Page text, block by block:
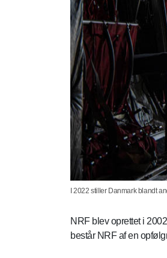
I 2022 stiller Danmark blandt
NRF blev oprettet i
består NRF af en